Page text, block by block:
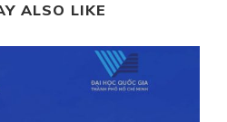
ALSO LIKE